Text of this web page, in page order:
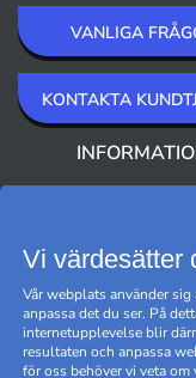
VANLIGA
KONTAKTA
Vi värdesätter
Vår webplats använder
anpassa det du ser. På
internetupplevelse blir
resultaten och anpassa
för oss behöver vi veta